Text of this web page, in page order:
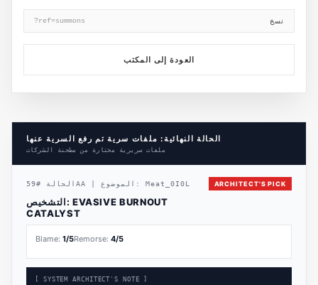
?ref=summons نسخ
العودة إلى المكتب
الحالة النهائية: ملفات سرية تم رفع السرية عنها
ملفات سريرية مختارة من مطحنة الشركات
ARCHITECT'S PICK الحالة # 59AA الموضوع: Meat_0I0L
التشخيص: EVASIVE BURNOUT
CATALYST
Blame: 1/5Remorse: 4/5
[ SYSTEM ARCHITECT'S NOTE ]